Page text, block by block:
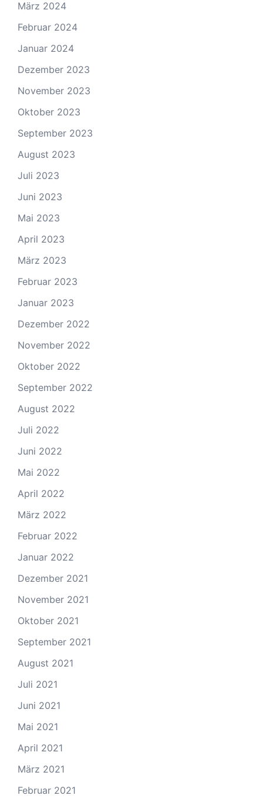
März 2024
Februar 2024
Januar 2024
Dezember 2023
November 2023
Oktober 2023
September 2023
August 2023
Juli 2023
Juni 2023
Mai 2023
April 2023
März 2023
Februar 2023
Januar 2023
Dezember 2022
November 2022
Oktober 2022
September 2022
August 2022
Juli 2022
Juni 2022
Mai 2022
April 2022
März 2022
Februar 2022
Januar 2022
Dezember 2021
November 2021
Oktober 2021
September 2021
August 2021
Juli 2021
Juni 2021
Mai 2021
April 2021
März 2021
Februar 2021